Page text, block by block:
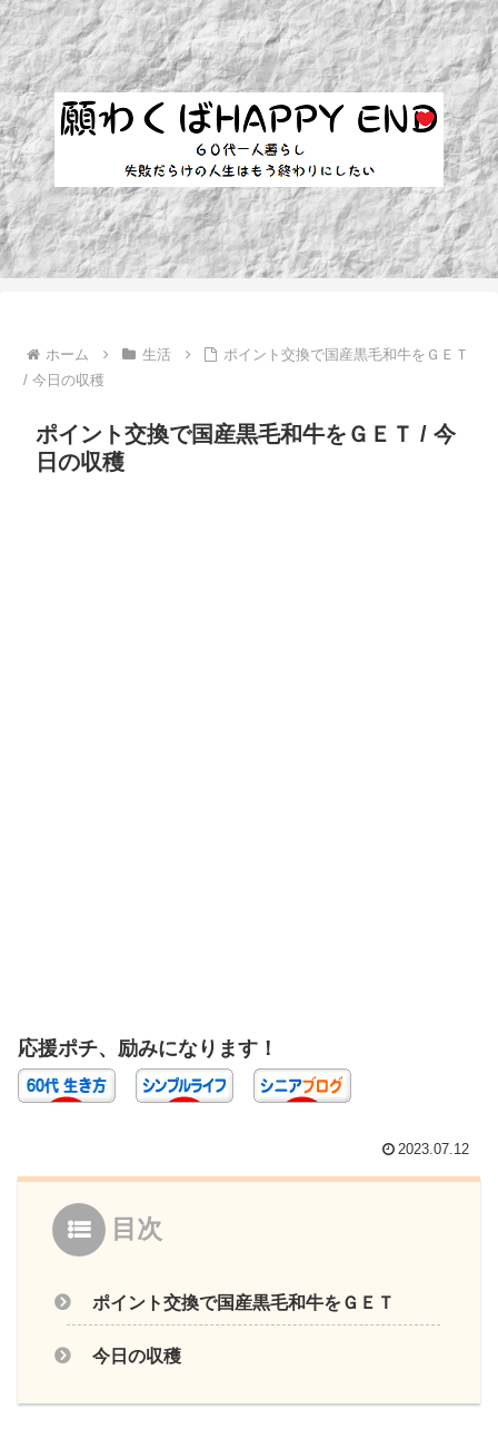
ホーム 生活
ポイント交換で国産黒毛和牛をＧＥＴ
/ 今日の収穫
ポイント交換で国産黒毛和牛をＧＥＴ / 今
日の収穫
応援ポチ、励みになります！
2023.07.12
目次
ポイント交換で国産黒毛和牛をＧＥＴ
今日の収穫